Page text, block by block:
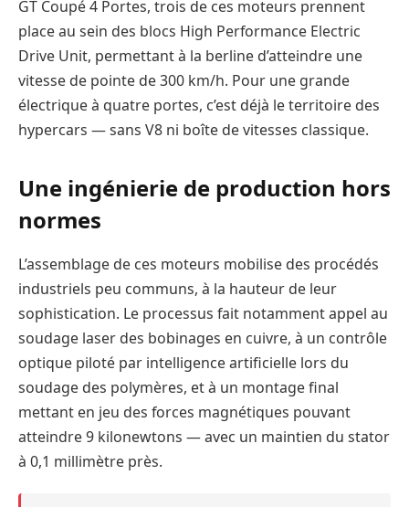
GT Coupé 4 Portes, trois de ces moteurs prennent
place au sein des blocs High Performance Electric
Drive Unit, permettant à la berline d’atteindre une
vitesse de pointe de 300 km/h. Pour une grande
électrique à quatre portes, c’est déjà le territoire des
hypercars — sans V8 ni boîte de vitesses classique.
Une ingénierie de production hors
normes
L’assemblage de ces moteurs mobilise des procédés
industriels peu communs, à la hauteur de leur
sophistication. Le processus fait notamment appel au
soudage laser des bobinages en cuivre, à un contrôle
optique piloté par intelligence artificielle lors du
soudage des polymères, et à un montage final
mettant en jeu des forces magnétiques pouvant
atteindre 9 kilonewtons — avec un maintien du stator
à 0,1 millimètre près.